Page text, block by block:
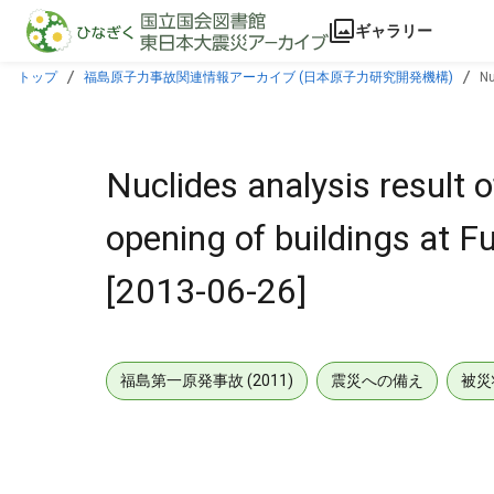
本文に飛ぶ
ギャラリー
トップ 福島原子力事故関連情報アーカイブ (日本原子力研究開発機構)
Nuclides analysis result
opening of buildings at
[2013-06-26]
福島第一原発事故 (2011) 震災への備え 被災